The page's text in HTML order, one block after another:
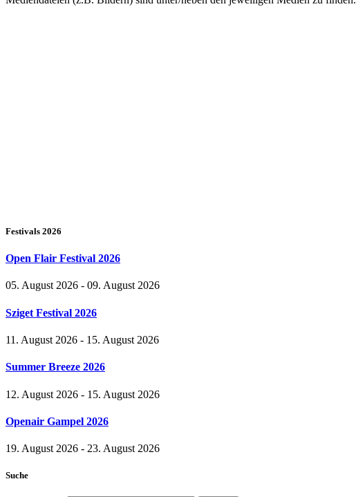
Festivals 2026
Open Flair Festival 2026
05. August 2026 - 09. August 2026
Sziget Festival 2026
11. August 2026 - 15. August 2026
Summer Breeze 2026
12. August 2026 - 15. August 2026
Openair Gampel 2026
19. August 2026 - 23. August 2026
Suche